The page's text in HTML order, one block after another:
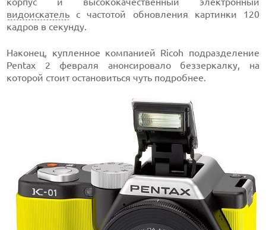
видоискатель с частотой обновления картинки 120
кадров в секунду.
Наконец, купленное компанией Ricoh подразделение
Pentax 2 февраля анонсировало беззеркалку, на
которой стоит остановиться чуть подробнее.